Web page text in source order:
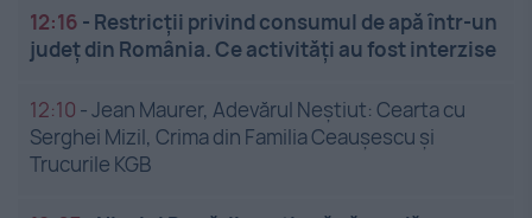
12:16 - Restricții privind consumul de apă într-un
județ din România. Ce activități au fost interzise
12:10 -Jean Maurer, Adevărul Neștiut: Cearta cu
Serghei Mizil, Crima din Familia Ceaușescu și
Trucurile KGB